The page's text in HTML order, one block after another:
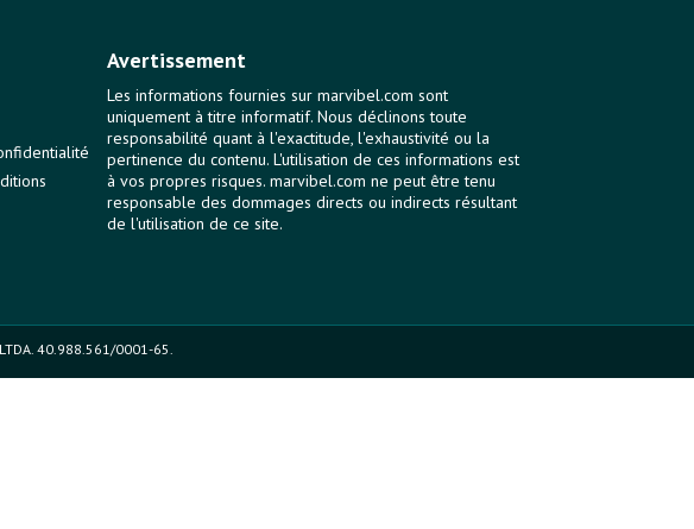
Avertissement
Les informations fournies sur marvibel.com sont
uniquement à titre informatif. Nous déclinons toute
responsabilité quant à l'exactitude, l'exhaustivité ou la
pertinence du contenu. L'utilisation de ces informations est
à vos propres risques. marvibel.com ne peut être tenu
responsable des dommages directs ou indirects résultant
de l'utilisation de ce site.
40.988.561/0001-65.